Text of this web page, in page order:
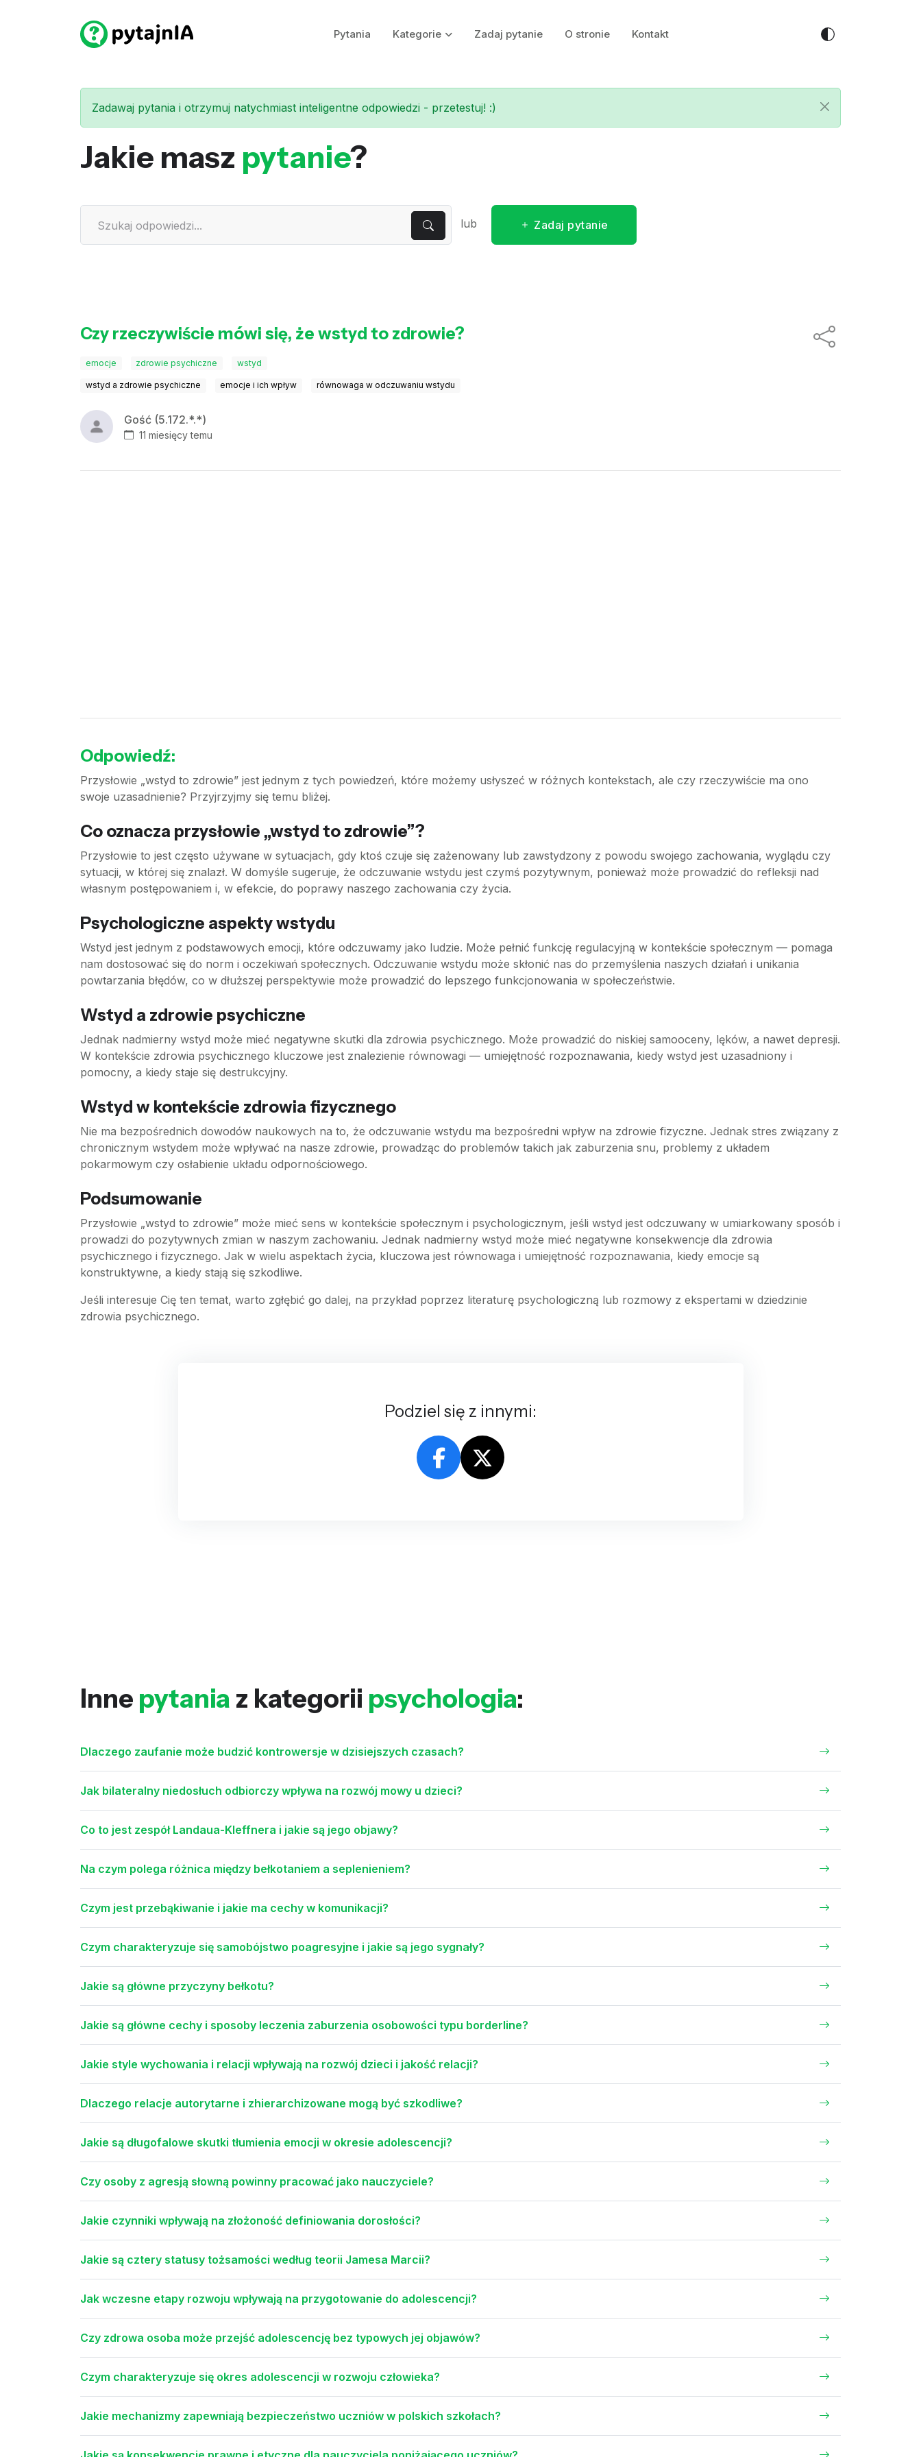
Pytania Kategorie Zadaj pytanie O stronie Kontakt
Zadawaj pytania i otrzymuj natychmiast inteligentne odpowiedzi - przetestuj! :)
Jakie masz pytanie?
lub Zadaj pytanie
Czy rzeczywiście mówi się, że wstyd to zdrowie?
emocje zdrowie psychiczne wstyd
wstyd a zdrowie psychiczne emocje i ich wpływ równowaga w odczuwaniu wstydu
Gość (5.172.*.*)
11 miesięcy temu
Odpowiedź:
Przysłowie „wstyd to zdrowie” jest jednym z tych powiedzeń, które możemy usłyszeć w różnych kontekstach, ale czy rzeczywiście ma ono
swoje uzasadnienie? Przyjrzyjmy się temu bliżej.
Co oznacza przysłowie „wstyd to zdrowie”?
Przysłowie to jest często używane w sytuacjach, gdy ktoś czuje się zażenowany lub zawstydzony z powodu swojego zachowania, wyglądu czy
sytuacji, w której się znalazł. W domyśle sugeruje, że odczuwanie wstydu jest czymś pozytywnym, ponieważ może prowadzić do refleksji nad
własnym postępowaniem i, w efekcie, do poprawy naszego zachowania czy życia.
Psychologiczne aspekty wstydu
Wstyd jest jednym z podstawowych emocji, które odczuwamy jako ludzie. Może pełnić funkcję regulacyjną w kontekście społecznym — pomaga
nam dostosować się do norm i oczekiwań społecznych. Odczuwanie wstydu może skłonić nas do przemyślenia naszych działań i unikania
powtarzania błędów, co w dłuższej perspektywie może prowadzić do lepszego funkcjonowania w społeczeństwie.
Wstyd a zdrowie psychiczne
Jednak nadmierny wstyd może mieć negatywne skutki dla zdrowia psychicznego. Może prowadzić do niskiej samooceny, lęków, a nawet depresji.
W kontekście zdrowia psychicznego kluczowe jest znalezienie równowagi — umiejętność rozpoznawania, kiedy wstyd jest uzasadniony i
pomocny, a kiedy staje się destrukcyjny.
Wstyd w kontekście zdrowia fizycznego
Nie ma bezpośrednich dowodów naukowych na to, że odczuwanie wstydu ma bezpośredni wpływ na zdrowie fizyczne. Jednak stres związany z
chronicznym wstydem może wpływać na nasze zdrowie, prowadząc do problemów takich jak zaburzenia snu, problemy z układem
pokarmowym czy osłabienie układu odpornościowego.
Podsumowanie
Przysłowie „wstyd to zdrowie” może mieć sens w kontekście społecznym i psychologicznym, jeśli wstyd jest odczuwany w umiarkowany sposób i
prowadzi do pozytywnych zmian w naszym zachowaniu. Jednak nadmierny wstyd może mieć negatywne konsekwencje dla zdrowia
psychicznego i fizycznego. Jak w wielu aspektach życia, kluczowa jest równowaga i umiejętność rozpoznawania, kiedy emocje są
konstruktywne, a kiedy stają się szkodliwe.
Jeśli interesuje Cię ten temat, warto zgłębić go dalej, na przykład poprzez literaturę psychologiczną lub rozmowy z ekspertami w dziedzinie
zdrowia psychicznego.
Podziel się z innymi:
Inne pytania z kategorii psychologia:
Dlaczego zaufanie może budzić kontrowersje w dzisiejszych czasach?
Jak bilateralny niedosłuch odbiorczy wpływa na rozwój mowy u dzieci?
Co to jest zespół Landaua-Kleffnera i jakie są jego objawy?
Na czym polega różnica między bełkotaniem a seplenieniem?
Czym jest przebąkiwanie i jakie ma cechy w komunikacji?
Czym charakteryzuje się samobójstwo poagresyjne i jakie są jego sygnały?
Jakie są główne przyczyny bełkotu?
Jakie są główne cechy i sposoby leczenia zaburzenia osobowości typu borderline?
Jakie style wychowania i relacji wpływają na rozwój dzieci i jakość relacji?
Dlaczego relacje autorytarne i zhierarchizowane mogą być szkodliwe?
Jakie są długofalowe skutki tłumienia emocji w okresie adolescencji?
Czy osoby z agresją słowną powinny pracować jako nauczyciele?
Jakie czynniki wpływają na złożoność definiowania dorosłości?
Jakie są cztery statusy tożsamości według teorii Jamesa Marcii?
Jak wczesne etapy rozwoju wpływają na przygotowanie do adolescencji?
Czy zdrowa osoba może przejść adolescencję bez typowych jej objawów?
Czym charakteryzuje się okres adolescencji w rozwoju człowieka?
Jakie mechanizmy zapewniają bezpieczeństwo uczniów w polskich szkołach?